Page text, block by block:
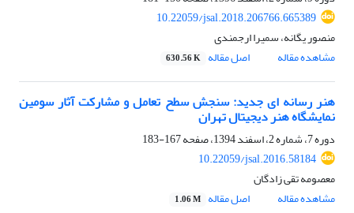
10.22059/jsal.2018.206766.665389
منصور یگانه، سمیرا ارجمندی
مشاهده مقاله
اصل مقاله 630.56 K
هنر رسانه ای جدید: سنجش سطح تعامل و مشارکت آثار سومین
نمایشگاه هنر دیجیتال تهران
دوره 7، شماره 2، اسفند 1394، صفحه
167-183
10.22059/jsal.2016.58184
معصومه تقی زادگان
مشاهده مقاله
اصل مقاله 1.06 M